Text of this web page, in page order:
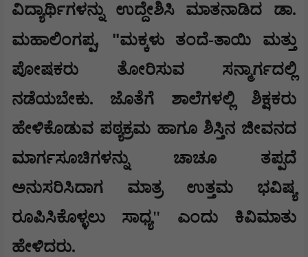
ವಿದ್ಯಾರ್ಥಿಗಳನ್ನು ಉದ್ದೇಶಿಸಿ ಮಾತನಾಡಿದ ಡಾ.
ಮಹಾಲಿಂಗಪ್ಪ, "ಮಕ್ಕಳು ತಂದೆ-ತಾಯಿ ಮತ್ತು
ಪೋಷಕರು ತೋರಿಸುವ ಸನ್ಮಾರ್ಗದಲ್ಲಿ
ನಡೆಯಬೇಕು. ಜೊತೆಗೆ ಶಾಲೆಗಳಲ್ಲಿ ಶಿಕ್ಷಕರು
ಹೇಳಿಕೊಡುವ ಪಠ್ಯಕ್ರಮ ಹಾಗೂ ಶಿಸ್ತಿನ ಜೀವನದ
ಮಾರ್ಗಸೂಚಿಗಳನ್ನು ಚಾಚೂ ತಪ್ಪದೆ
ಅನುಸರಿಸಿದಾಗ ಮಾತ್ರ ಉತ್ತಮ ಭವಿಷ್ಯ
ರೂಪಿಸಿಕೊಳ್ಳಲು ಸಾಧ್ಯ" ಎಂದು ಕಿವಿಮಾತು
ಹೇಳಿದರು.